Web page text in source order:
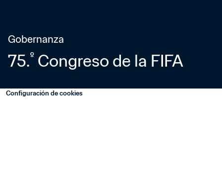
Gobernanza
75.º Congreso de la FIFA
Configuración de cookies